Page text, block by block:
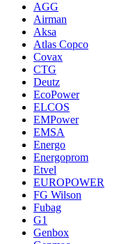
AGG
Airman
Aksa
Atlas Copco
Covax
CTG
Deutz
EcoPower
ELCOS
EMPower
EMSA
Energo
Energoprom
Etvel
EUROPOWER
FG Wilson
Fubag
G1
Genbox